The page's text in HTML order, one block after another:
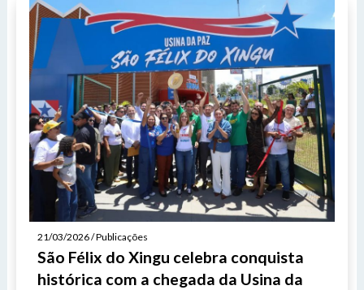
21/03/2026 / Publicações
São Félix do Xingu celebra conquista
histórica com a chegada da Usina da